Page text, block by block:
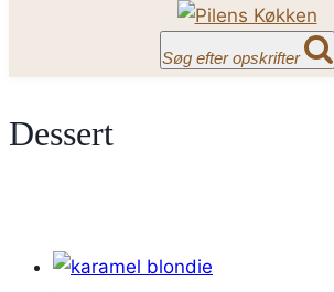
Søg efter opskrifter
Dessert